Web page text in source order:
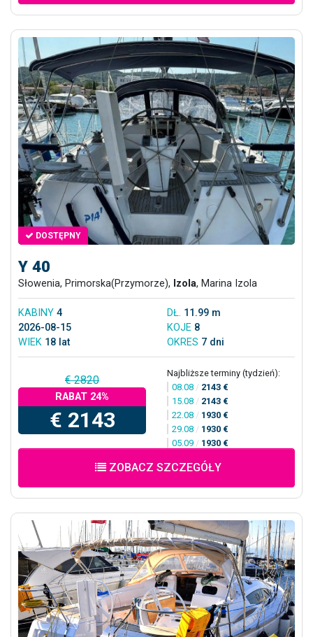
DOSTĘPNY
Y 40
Słowenia, Primorska(Przymorze), Izola, Marina Izola
KABINY 4 DŁ. 11.99 m
2026-08-15
KOJE 8
WIEK 18 lat OKRES 7 dni
€ 2820
RABAT 24%
€ 2143
Najbliższe terminy (tydzień):
08.08 / 2143 €
15.08 / 2143 €
22.08 / 1930 €
29.08 / 1930 €
05.09 / 1930 €
ZOBACZ SZCZEGÓŁY